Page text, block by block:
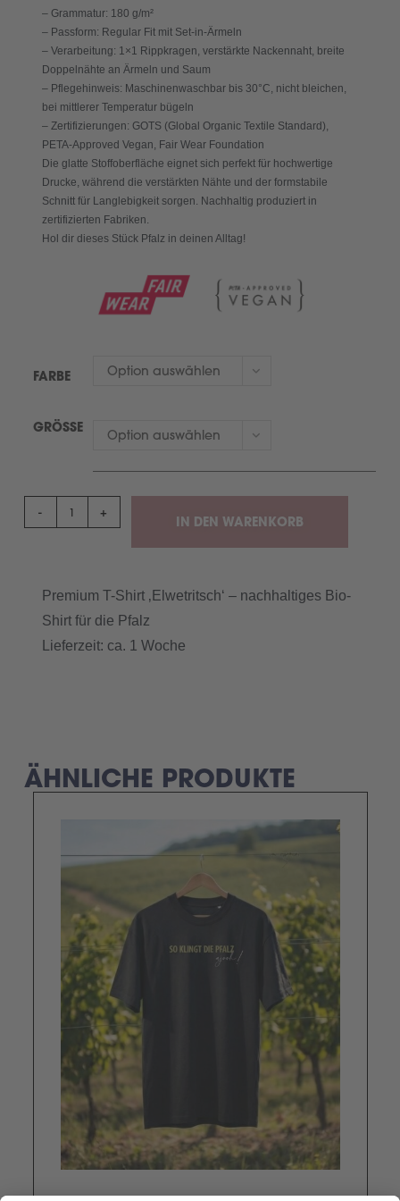
– Grammatur: 180 g/m²
– Passform: Regular Fit mit Set-in-Ärmeln
– Verarbeitung: 1×1 Rippkragen, verstärkte Nackennaht, breite
Doppelnähte an Ärmeln und Saum
– Pflegehinweis: Maschinenwaschbar bis 30°C, nicht bleichen,
bei mittlerer Temperatur bügeln
– Zertifizierungen: GOTS (Global Organic Textile Standard),
PETA-Approved Vegan, Fair Wear Foundation
Die glatte Stoffoberfläche eignet sich perfekt für hochwertige
Drucke, während die verstärkten Nähte und der formstabile
Schnitt für Langlebigkeit sorgen. Nachhaltig produziert in
zertifizierten Fabriken.
Hol dir dieses Stück Pfalz in deinen Alltag!
FARBE Option auswählen
GRÖSSE Option auswählen
- +
IN DEN WARENKORB
Premium T-Shirt ‚Elwetritsch‘ – nachhaltiges Bio-
Shirt für die Pfalz
Lieferzeit: ca. 1 Woche
ÄHNLICHE PRODUKTE